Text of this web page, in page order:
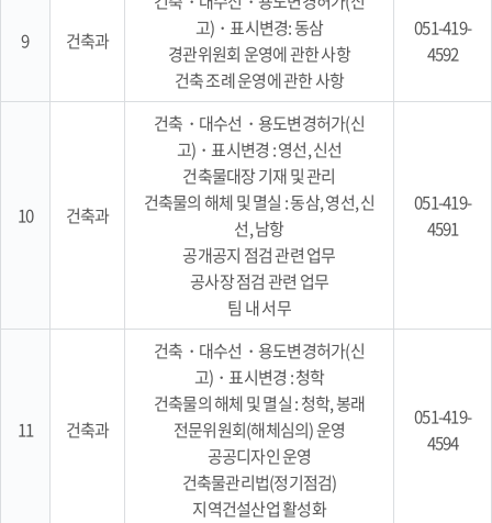
9 건축과
고)・표시변경: 동삼
경관위원회 운영에 관한 사항
건축 조례 운영에 관한 사항
051-419-
4592
10 건축과
건축・대수선・용도변경허가(신
고)・표시변경 : 영선, 신선
건축물대장 기재 및 관리
건축물의 해체 및 멸실 : 동삼, 영선, 신
선, 남항
공개공지 점검 관련 업무
공사장 점검 관련 업무
팀 내 서무
051-419-
4591
11 건축과
건축・대수선・용도변경허가(신
고)・표시변경 : 청학
건축물의 해체 및 멸실 : 청학, 봉래
전문위원회(해체심의) 운영
공공디자인 운영
건축물관리법(정기점검)
지역건설산업 활성화
051-419-
4594